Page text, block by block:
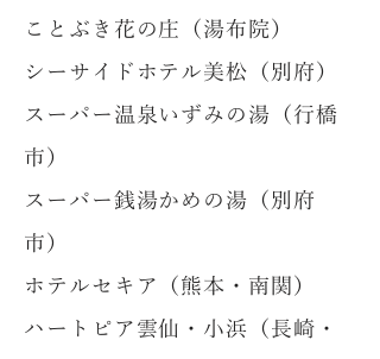
ことぶき花の庄（湯布院）
シーサイドホテル美松（別府）
スーパー温泉いずみの湯（行橋
市）
スーパー銭湯かめの湯（別府
市）
ホテルセキア（熊本・南関）
ハートピア雲仙・小浜（長崎・